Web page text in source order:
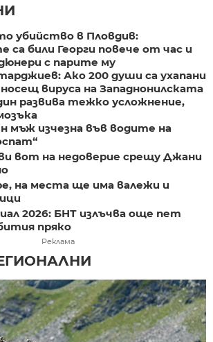
убийство в Пловдив:
са били Георги повече от час и
с парите му
Ако 200 души са ухапани
вируса на Западнонилската
развива тежко усложнение,
мъж изчезна във водите на
вот на недоверие срещу Джани
на места ще има валежи и
2026: БНТ излъчва още пет
пряко
Реклама